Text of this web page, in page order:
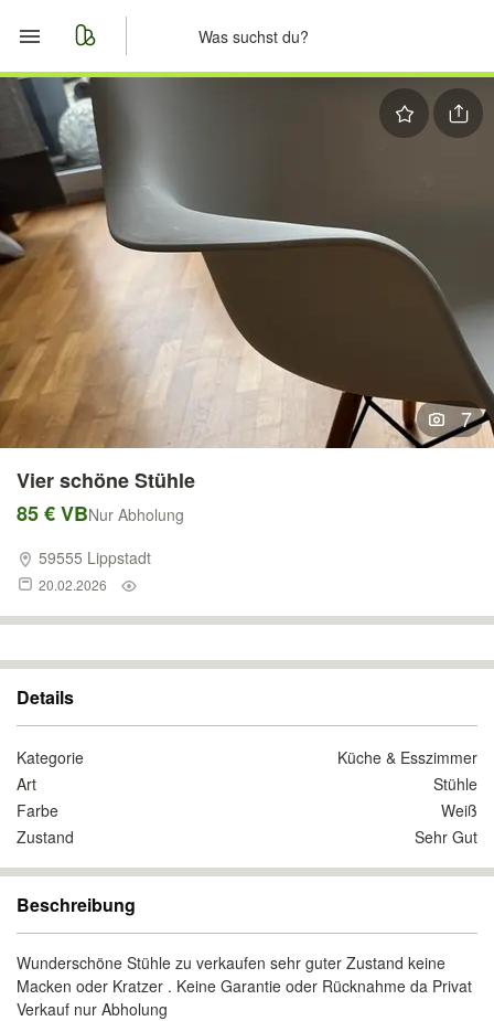
Start
Merkliste
Nachrichten
Anzeige aufgeben
7
Vier schöne Stühle
85 € VBNur Abholung
59555 Lippstadt
20.02.2026
Details
Kategorie
Küche & Esszimmer
Art
Stühle
Farbe
Weiß
Zustand
Sehr Gut
Beschreibung
Wunderschöne Stühle zu verkaufen sehr guter Zustand keine
Macken oder Kratzer . Keine Garantie oder Rücknahme da Privat
Verkauf nur Abholung